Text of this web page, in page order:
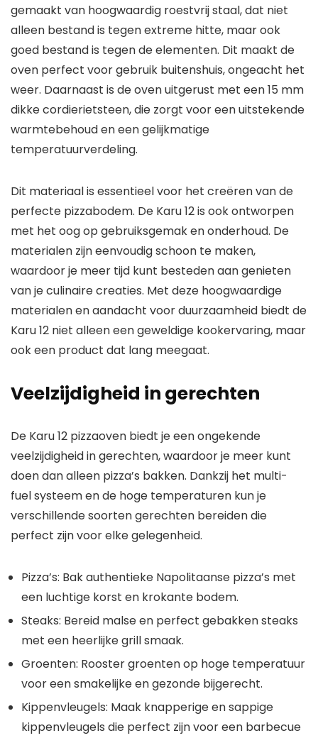
gemaakt van hoogwaardig roestvrij staal, dat niet
alleen bestand is tegen extreme hitte, maar ook
goed bestand is tegen de elementen. Dit maakt de
oven perfect voor gebruik buitenshuis, ongeacht het
weer. Daarnaast is de oven uitgerust met een 15 mm
dikke cordierietsteen, die zorgt voor een uitstekende
warmtebehoud en een gelijkmatige
temperatuurverdeling.
Dit materiaal is essentieel voor het creëren van de
perfecte pizzabodem. De Karu 12 is ook ontworpen
met het oog op gebruiksgemak en onderhoud. De
materialen zijn eenvoudig schoon te maken,
waardoor je meer tijd kunt besteden aan genieten
van je culinaire creaties. Met deze hoogwaardige
materialen en aandacht voor duurzaamheid biedt de
Karu 12 niet alleen een geweldige kookervaring, maar
ook een product dat lang meegaat.
Veelzijdigheid in gerechten
De Karu 12 pizzaoven biedt je een ongekende
veelzijdigheid in gerechten, waardoor je meer kunt
doen dan alleen pizza’s bakken. Dankzij het multi-
fuel systeem en de hoge temperaturen kun je
verschillende soorten gerechten bereiden die
perfect zijn voor elke gelegenheid.
Pizza’s: Bak authentieke Napolitaanse pizza’s met
een luchtige korst en krokante bodem.
Steaks: Bereid malse en perfect gebakken steaks
met een heerlijke grill smaak.
Groenten: Rooster groenten op hoge temperatuur
voor een smakelijke en gezonde bijgerecht.
Kippenvleugels: Maak knapperige en sappige
kippenvleugels die perfect zijn voor een barbecue